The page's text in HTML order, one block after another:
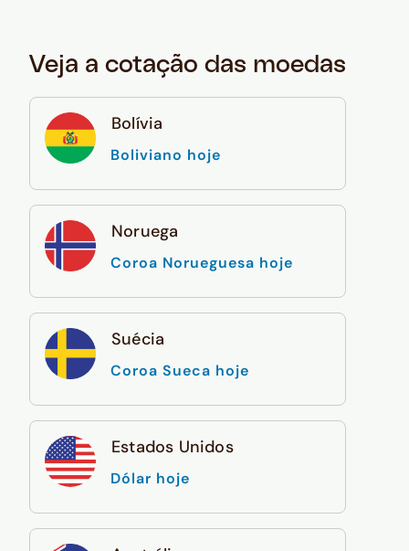
Veja a cotação das moedas
Bolívia
Boliviano hoje
Noruega
Coroa Norueguesa hoje
Suécia
Coroa Sueca hoje
Estados Unidos
Dólar hoje